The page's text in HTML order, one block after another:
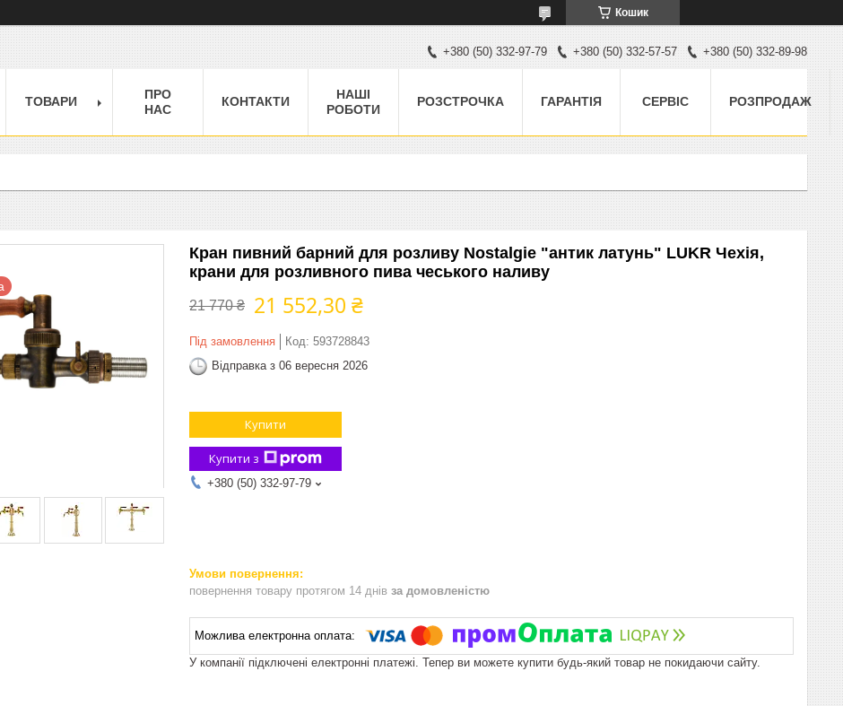
Кошик
+380 (50) 332-97-79 +380 (50) 332-57-57 +380 (50) 332-89-98
ТОВАРИ
ПРО
НАС
КОНТАКТИ
НАШІ
РОБОТИ
РОЗСТРОЧКА ГАРАНТІЯ СЕРВІС РОЗПРОДАЖ
Кран пивний барний для розливу Nostalgie "антик латунь" LUKR Чехія,
крани для розливного пива чеського наливу
21 770 ₴ 21 552,30 ₴
Під замовлення Код: 593728843
Відправка з 06 вересня 2026
Купити
Купити з
+380 (50) 332-97-79
повернення товару протягом 14 днів за домовленістю
У компанії підключені електронні платежі. Тепер ви можете купити будь-який товар не покидаючи сайту.